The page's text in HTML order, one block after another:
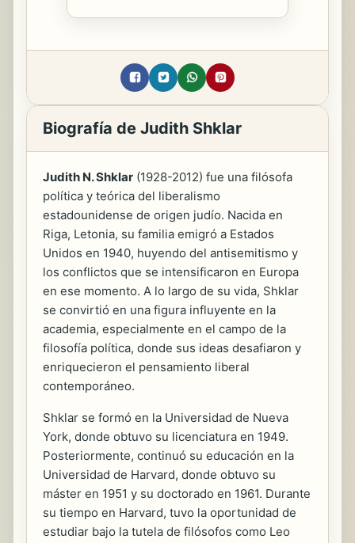
Biografía de Judith Shklar
Judith N. Shklar (1928-2012) fue una filósofa
política y teórica del liberalismo
estadounidense de origen judío. Nacida en
Riga, Letonia, su familia emigró a Estados
Unidos en 1940, huyendo del antisemitismo y
los conflictos que se intensificaron en Europa
en ese momento. A lo largo de su vida, Shklar
se convirtió en una figura influyente en la
academia, especialmente en el campo de la
filosofía política, donde sus ideas desafiaron y
enriquecieron el pensamiento liberal
contemporáneo.
Shklar se formó en la Universidad de Nueva
York, donde obtuvo su licenciatura en 1949.
Posteriormente, continuó su educación en la
Universidad de Harvard, donde obtuvo su
máster en 1951 y su doctorado en 1961. Durante
su tiempo en Harvard, tuvo la oportunidad de
estudiar bajo la tutela de filósofos como Leo